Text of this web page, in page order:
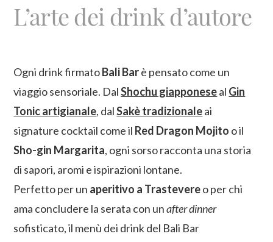
L’arte dei drink d’autore
Ogni drink firmatoBali Barè pensato come un
viaggio sensoriale. DalShochu giapponeseal Gin
Tonic artigianale, dalSakè tradizionaleai
signature cocktail come il Red Dragon Mojito o il
Sho-gin Margarita, ogni sorso racconta una storia
di sapori, aromi e ispirazioni lontane.
Perfetto per un aperitivo a Trastevereo per chi
ama concludere la serata con unafter dinner
sofisticato, il menù dei drink del Bali Bar